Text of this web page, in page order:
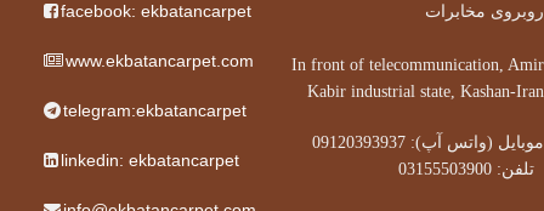
روبروی مخابرات
In front of telecommunication, Amir
Kabir industrial state, Kashan-Iran
تلفن: 03155503900
facebook: ekbatancarpet
www.ekbatancarpet.com
telegram:ekbatancarpet
linkedin: ekbatancarpet